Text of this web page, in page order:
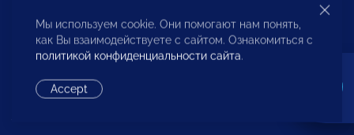
Regional Offices
Representatives Abroad
Мы используем cookie. Они помогают нам понять,
как Вы взаимодействуете с сайтом. Ознакомиться с
политикой конфиденциальности сайта.
Accept